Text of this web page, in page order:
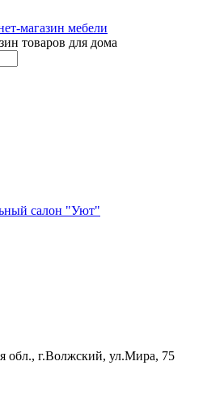
товаров для дома
салон "Уют"
обл., г.Волжский, ул.Мира, 75